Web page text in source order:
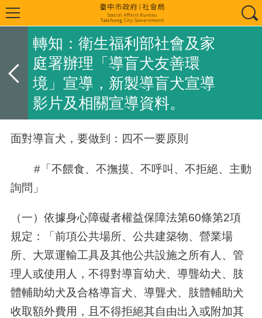
轉知：衛生福利部社會及家
庭署辦理「導盲犬友善環
境」宣導，新製導盲犬宣導
影片及相關宣導資料。
面對導盲犬，要做到：四不一要原則
#「不餵食、不撫摸、不呼叫、不拒絕、主動
詢問」
（一）依據身心障礙者權益保障法第60條第2項
規定：「前項公共場所、公共建築物、營業場
所、大眾運輸工具及其他公共設施之所有人、管
理人或使用人，不得對導盲幼犬、導聾幼犬、肢
體輔助幼犬及合格導盲犬、導聾犬、肢體輔助犬
收取額外費用，且不得拒絕其自由出入或附加其